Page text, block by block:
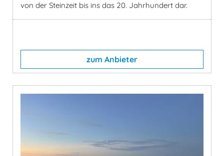
von der Steinzeit bis ins das 20. Jahrhundert dar.
zum Anbieter